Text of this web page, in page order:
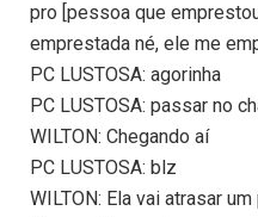
pro [pessoa que
emprestada né, ele me
PC LUSTOSA: agorinha
PC LUSTOSA: passar no
WILTON: Chegando aí
PC LUSTOSA: blz
WILTON: Ela vai atrasar